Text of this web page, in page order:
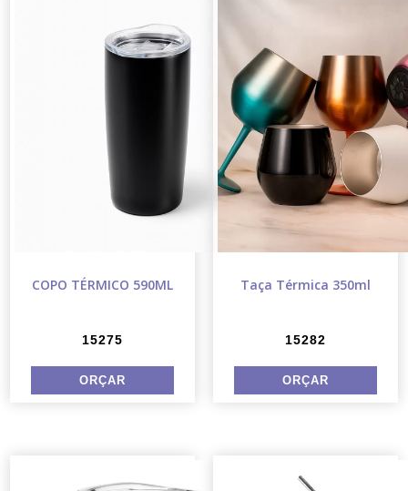
COPO TÉRMICO 590ML
15275
Taça Térmica 350ml
15282